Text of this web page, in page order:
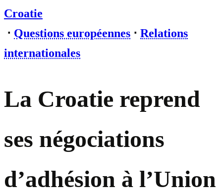
Croatie
⋅ Questions européennes ⋅ Relations
internationales
La Croatie reprend
ses négociations
d’adhésion à l’Union